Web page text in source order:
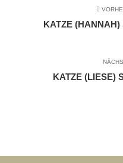
KATZE (HANNAH)
KATZE (LIESE)